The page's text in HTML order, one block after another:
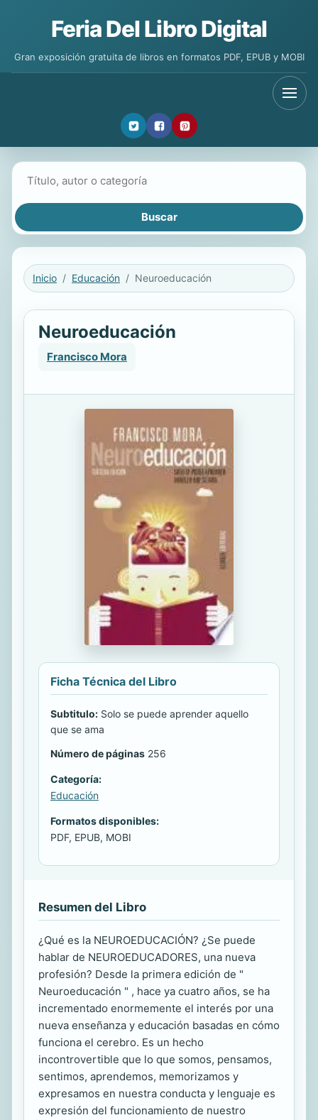
Feria Del Libro Digital
Gran exposición gratuita de libros en formatos PDF, EPUB y MOBI
Inicio Educación Neuroeducación
Neuroeducación
Francisco Mora
Ficha Técnica del Libro
Subtitulo: Solo se puede aprender aquello
que se ama
Número de páginas 256
Categoría:
Educación
Formatos disponibles:
PDF, EPUB, MOBI
Resumen del Libro
¿Qué es la NEUROEDUCACIÓN? ¿Se puede
hablar de NEUROEDUCADORES, una nueva
profesión? Desde la primera edición de "
Neuroeducación " , hace ya cuatro años, se ha
incrementado enormemente el interés por una
nueva enseñanza y educación basadas en cómo
funciona el cerebro. Es un hecho
incontrovertible que lo que somos, pensamos,
sentimos, aprendemos, memorizamos y
expresamos en nuestra conducta y lenguaje es
expresión del funcionamiento de nuestro